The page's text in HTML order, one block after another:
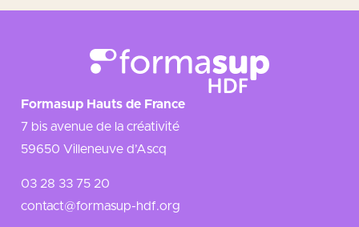
Formasup Hauts de France
7 bis avenue de la créativité
59650 Villeneuve d’Ascq
03 28 33 75 20
contact@formasup-hdf.org